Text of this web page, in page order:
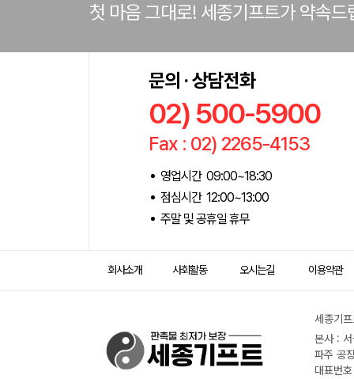
첫 마음 그대로! 세종기프트가 약속드
문의 · 상담전화
02) 500-5900
Fax : 02) 2265-4153
영업시간 09:00~18:30
점심시간 12:00~13:00
주말 및 공휴일 휴무
회사소개 사회활동 오시는길 이용약관
세종기
본사 :
파주 공
대표번